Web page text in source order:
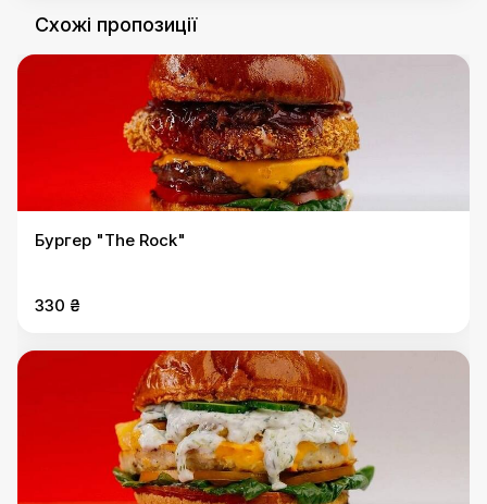
Схожі пропозиції
Бургер "The Rock"
330 ₴